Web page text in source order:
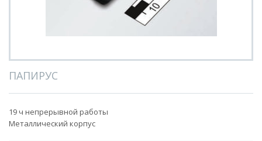
ПАПИРУС
19 ч непрерывной работы
Металлический корпус